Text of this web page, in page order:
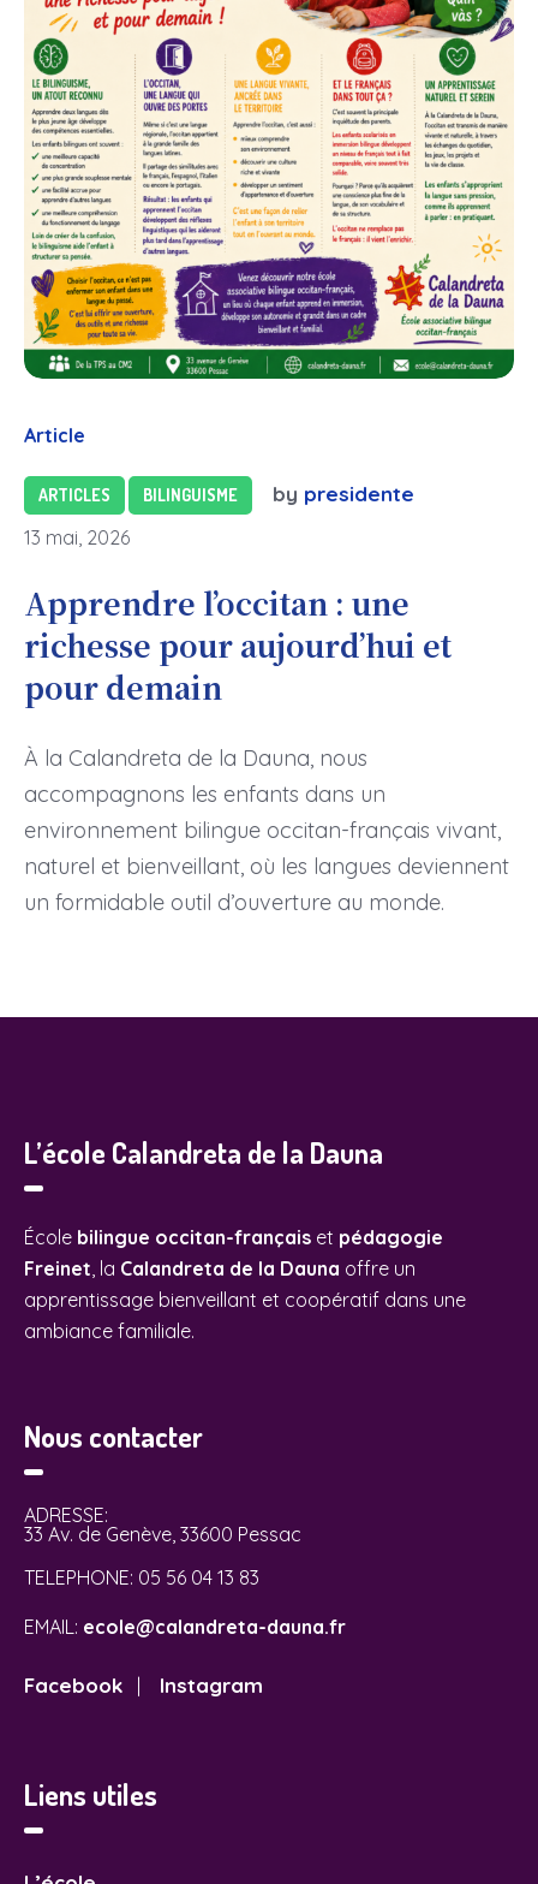
Article
ARTICLES BILINGUISME by presidente
13 mai, 2026
Apprendre l’occitan : une
richesse pour aujourd’hui et
pour demain
À la Calandreta de la Dauna, nous
accompagnons les enfants dans un
environnement bilingue occitan-français vivant,
naturel et bienveillant, où les langues deviennent
un formidable outil d’ouverture au monde.
L’école Calandreta de la Dauna
École bilingue occitan-français et pédagogie
Freinet, la Calandreta de la Dauna offre un
apprentissage bienveillant et coopératif dans une
ambiance familiale.
Nous contacter
ADRESSE:
33 Av. de Genève, 33600 Pessac
TELEPHONE: 05 56 04 13 83
EMAIL: ecole@calandreta-dauna.fr
Facebook Instagram
Liens utiles